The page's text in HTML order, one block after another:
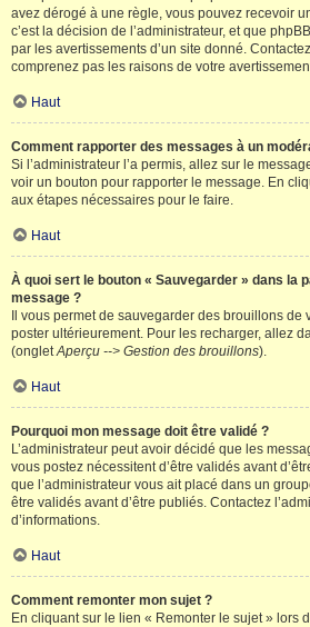
avez dérogé à une règle, vous pouvez recevoir
c’est la décision de l’administrateur, et que
par les avertissements d’un site donné.
comprenez pas les raisons de votre
Haut
Comment rapporter des messages à un
Si l’administrateur l’a permis, allez sur le
voir un bouton pour rapporter le message. En
aux étapes nécessaires pour le faire.
Haut
À quoi sert le bouton « Sauvegarder » dans la
message ?
Il vous permet de sauvegarder des brouillons de
poster ultérieurement. Pour les recharger, allez
(ongletAperçu --> Gestion des brouillons).
Haut
Pourquoi mon message doit être validé ?
L’administrateur peut avoir décidé que les
vous postez nécessitent d’être validés avant
que l’administrateur vous ait placé dans un
être validés avant d’être publiés. Contactez
d’informations.
Haut
Comment remonter mon sujet ?
En cliquant sur le lien « Remonter le sujet » lors